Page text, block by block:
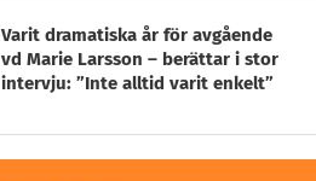
Varit dramatiska år för avgående
vd Marie Larsson – berättar i stor
intervju: ”Inte alltid varit enkelt”